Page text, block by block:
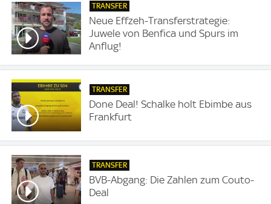
TRANSFER
Neue Effzeh-Transferstrategie:
Juwele von Benfica und Spurs im
Anflug!
TRANSFER
Done Deal! Schalke holt Ebimbe aus
Frankfurt
TRANSFER
BVB-Abgang: Die Zahlen zum Couto-
Deal